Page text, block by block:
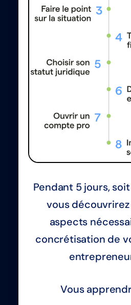
Pendant 5 jours,
vous
aspects
concrétisation de
Vous